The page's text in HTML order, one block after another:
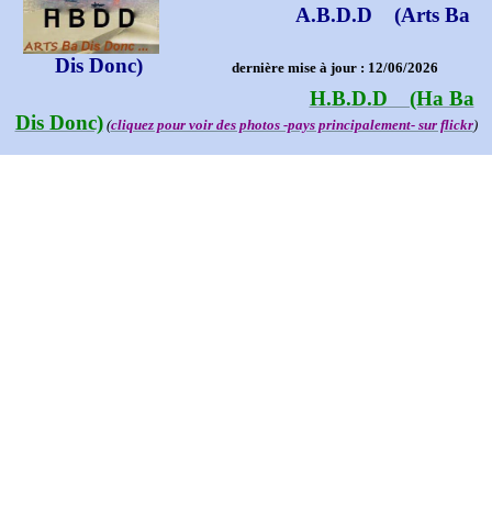
A.B.D.D (Arts Ba
Dis Donc) dernière mise à jour : 12/06/2026
H.B.D.D (Ha Ba
Dis Donc)(cliquez pour voir des photos -pays principalement- sur flickr)